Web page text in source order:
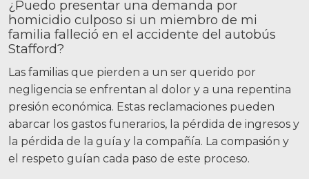
¿Puedo presentar una demanda por
homicidio culposo si un miembro de mi
familia falleció en el accidente del autobús
Stafford?
Las familias que pierden a un ser querido por
negligencia se enfrentan al dolor y a una repentina
presión económica. Estas reclamaciones pueden
abarcar los gastos funerarios, la pérdida de ingresos y
la pérdida de la guía y la compañía. La compasión y
el respeto guían cada paso de este proceso.